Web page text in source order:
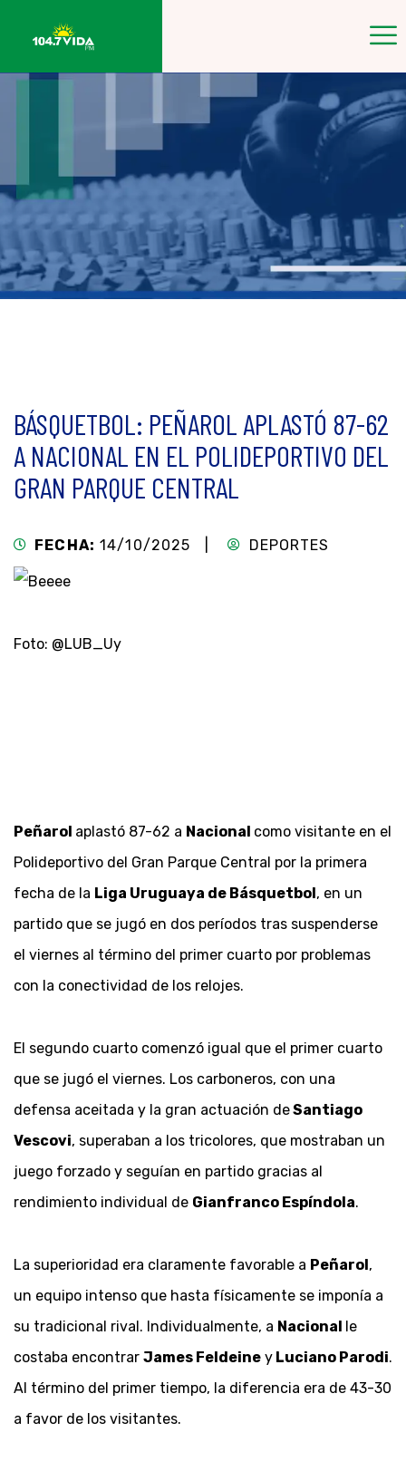
BÁSQUETBOL: PEÑAROL APLASTÓ 87-62
A NACIONAL EN EL POLIDEPORTIVO DEL
GRAN PARQUE CENTRAL
FECHA: 14/10/2025 | DEPORTES
Foto: @LUB_Uy
Peñarol aplastó 87-62 a Nacional como visitante en el
Polideportivo del Gran Parque Central por la primera
fecha de la Liga Uruguaya de Básquetbol, en un
partido que se jugó en dos períodos tras suspenderse
el viernes al término del primer cuarto por problemas
con la conectividad de los relojes.
El segundo cuarto comenzó igual que el primer cuarto
que se jugó el viernes. Los carboneros, con una
defensa aceitada y la gran actuación deSantiago
Vescovi, superaban a los tricolores, que mostraban un
juego forzado y seguían en partido gracias al
rendimiento individual de Gianfranco Espíndola.
La superioridad era claramente favorable a Peñarol,
un equipo intenso que hasta físicamente se imponía a
su tradicional rival. Individualmente, a Nacional le
costaba encontrar James Feldeine y Luciano Parodi.
Al término del primer tiempo, la diferencia era de 43-30
a favor de los visitantes.